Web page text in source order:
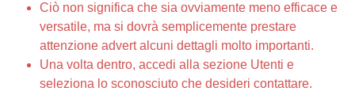
Ciò non significa che sia ovviamente meno efficace e
versatile, ma si dovrà semplicemente prestare
attenzione advert alcuni dettagli molto importanti.
Una volta dentro, accedi alla sezione Utenti e
seleziona lo sconosciuto che desideri contattare.